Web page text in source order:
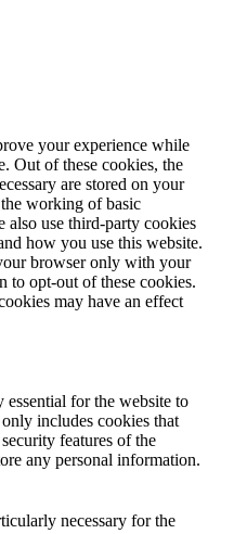
your experience while
Out of these cookies, the
are stored on your
working of basic
also use third-party cookies
how you use this website.
browser only with your
to opt-out of these cookies.
may have an effect
essential for the website to
includes cookies that
features of the
any personal information.
necessary for the